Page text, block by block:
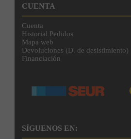
CUENTA
Cuenta
Historial Pedidos
Mapa web
Devoluciones (D. de desistimiento)
Financiación
SÍGUENOS EN: